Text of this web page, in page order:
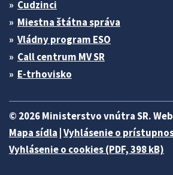
Cudzinci
Miestna štátna správa
Vládny program ESO
Call centrum MV SR
E-trhovisko
© 2026 Ministerstvo vnútra SR.
Mapa sídla Vyhlásenie o
Vyhlásenie o cookies (PDF, 398 kB)